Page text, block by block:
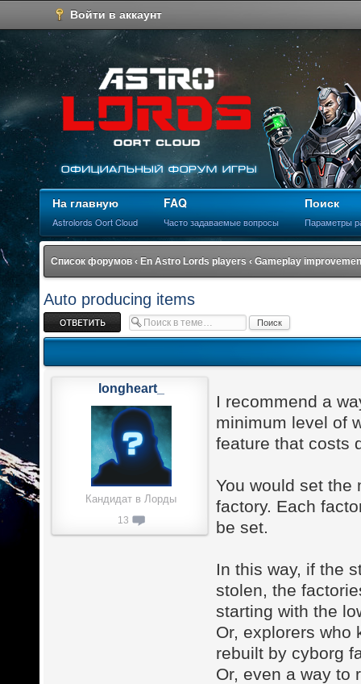
Войти в аккаунт
На главную
Astrolords Oort Cloud
FAQ
Часто задаваемые вопросы
Поиск
Параметры
Список форумов ‹ En Astro Lords players ‹ Gameplay
Auto producing items
Ответить
I recommend a
minimum level of
feature that costs
You would set the
factory. Each
be set.
In this way, if the
stolen, the
starting with the
Or, explorers who
rebuilt by cyborg
Or, even a way to
longheart_
Кандидат в Лорды
13